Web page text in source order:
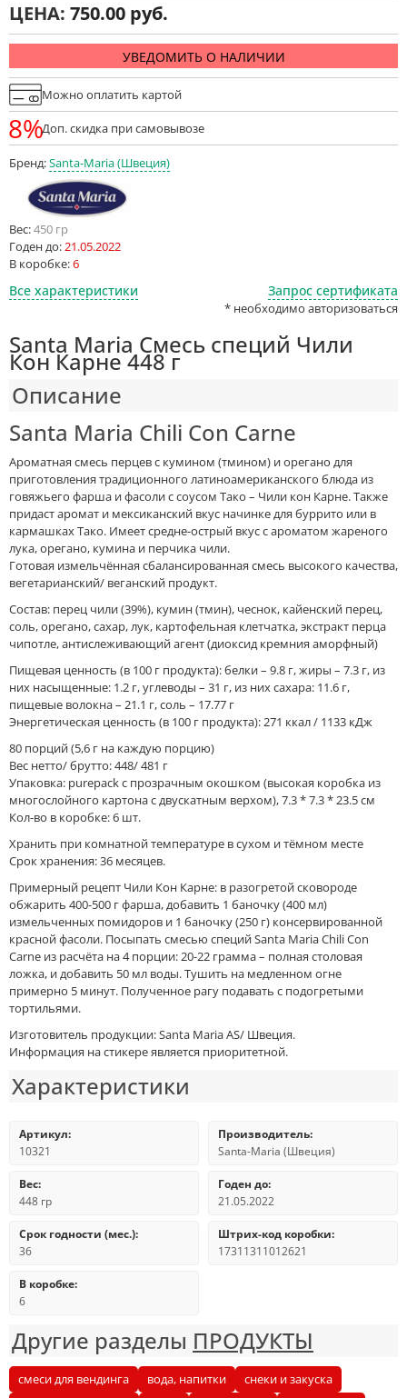
ЦЕНА: 750.00
УВЕДОМИТЬ О НАЛИЧИИ
Можно оплатить картой
8%Доп. скидка при самовывозе
Бренд:Santa-Maria (Швеция)
Вес:450 гр
Годен до:21.05.2022
В коробке:6
Все характеристики Запрос сертификата
* необходимо авторизоваться
Santa Maria Смесь специй Чили
Кон Карне 448 г
Описание
Santa Maria Chili Con Carne
Ароматная смесь перцев с кумином (тмином) и орегано для
приготовления традиционного латиноамериканского блюда из
говяжьего фарша и фасоли с соусом Тако – Чили кон Карне. Также
придаст аромат и мексиканский вкус начинке для буррито или в
кармашках Тако. Имеет средне-острый вкус с ароматом жареного
лука, орегано, кумина и перчика чили.
Готовая измельчённая сбалансированная смесь высокого качества,
вегетарианский/ веганский продукт.
Состав: перец чили (39%), кумин (тмин), чеснок, кайенский перец,
соль, орегано, сахар, лук, картофельная клетчатка, экстракт перца
чипотле, антислеживающий агент (диоксид кремния аморфный)
Пищевая ценность (в 100 г продукта): белки – 9.8 г, жиры – 7.3 г, из
них насыщенные: 1.2 г, углеводы – 31 г, из них сахара: 11.6 г,
пищевые волокна – 21.1 г, соль – 17.77 г
Энергетическая ценность (в 100 г продукта): 271 ккал / 1133 кДж
80 порций (5,6 г на каждую порцию)
Вес нетто/ брутто: 448/ 481 г
Упаковка: purepack с прозрачным окошком (высокая коробка из
многослойного картона с двускатным верхом), 7.3 * 7.3 * 23.5 см
Кол-во в коробке: 6 шт.
Хранить при комнатной температуре в сухом и тёмном месте
Срок хранения: 36 месяцев.
Примерный рецепт Чили Кон Карне: в разогретой сковороде
обжарить 400-500 г фарша, добавить 1 баночку (400 мл)
измельченных помидоров и 1 баночку (250 г) консервированной
красной фасоли. Посыпать смесью специй Santa Maria Chili Con
Carne из расчёта на 4 порции: 20-22 грамма – полная столовая
ложка, и добавить 50 мл воды. Тушить на медленном огне
примерно 5 минут. Полученное рагу подавать с подогретыми
тортильями.
Изготовитель продукции: Santa Maria AS/ Швеция.
Информация на стикере является приоритетной.
Характеристики
Артикул:
10321
Производитель:
Santa-Maria (Швеция)
Вес:
448 гр
Годен до:
21.05.2022
Срок годности (мес.):
36
Штрих-код коробки:
17311311012621
В коробке:
6
Другие разделы ПРОДУКТЫ
смеси для вендинга вода, напитки
снеки и закуска